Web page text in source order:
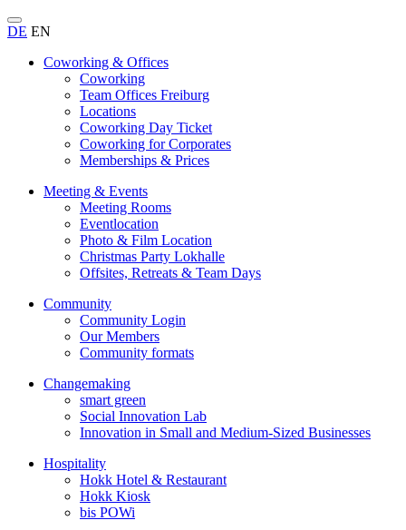
DE EN
Coworking & Offices
Coworking
Team Offices Freiburg
Locations
Coworking Day Ticket
Coworking for Corporates
Memberships & Prices
Meeting & Events
Meeting Rooms
Eventlocation
Photo & Film Location
Christmas Party Lokhalle
Offsites, Retreats & Team Days
Community
Community Login
Our Members
Community formats
Changemaking
smart green
Social Innovation Lab
Innovation in Small and Medium-Sized Businesses
Hospitality
Hokk Hotel & Restaurant
Hokk Kiosk
bis POWi